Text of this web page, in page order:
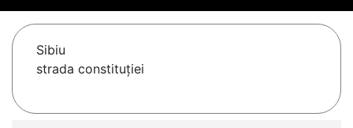
Sibiu
strada constituției